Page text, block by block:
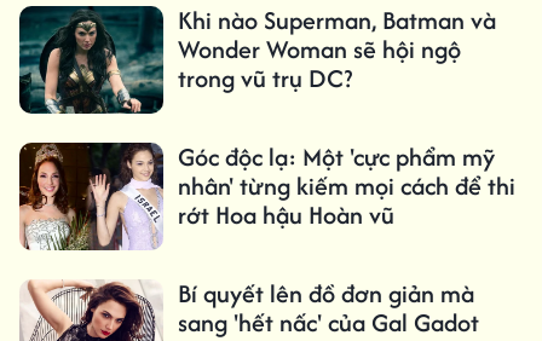
Khi nào Superman, Batman và
Wonder Woman sẽ hội ngộ
trong vũ trụ DC?
Góc độc lạ: Một 'cực phẩm mỹ
nhân' từng kiếm mọi cách để thi
rớt Hoa hậu Hoàn vũ
Bí quyết lên đồ đơn giản mà
sang 'hết nấc' của Gal Gadot